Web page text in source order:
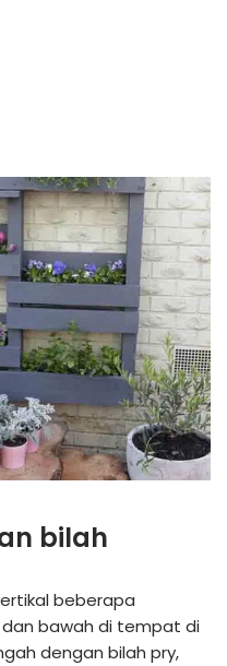
bilah
beberapa
bawah di tempat di
dengan bilah pry,